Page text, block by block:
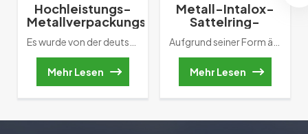
Hochleistungs-
Metallverpackungsring
aus Metall mit
zufälliger
Packung
Mehr Lesen
Metall-Intalox-
Sattelring-
Turmverpackung
Mehr Lesen